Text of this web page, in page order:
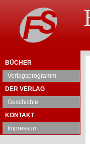
BÜCHER
Verlagsprogramm
DER VERLAG
Geschichte
KONTAKT
Impressum